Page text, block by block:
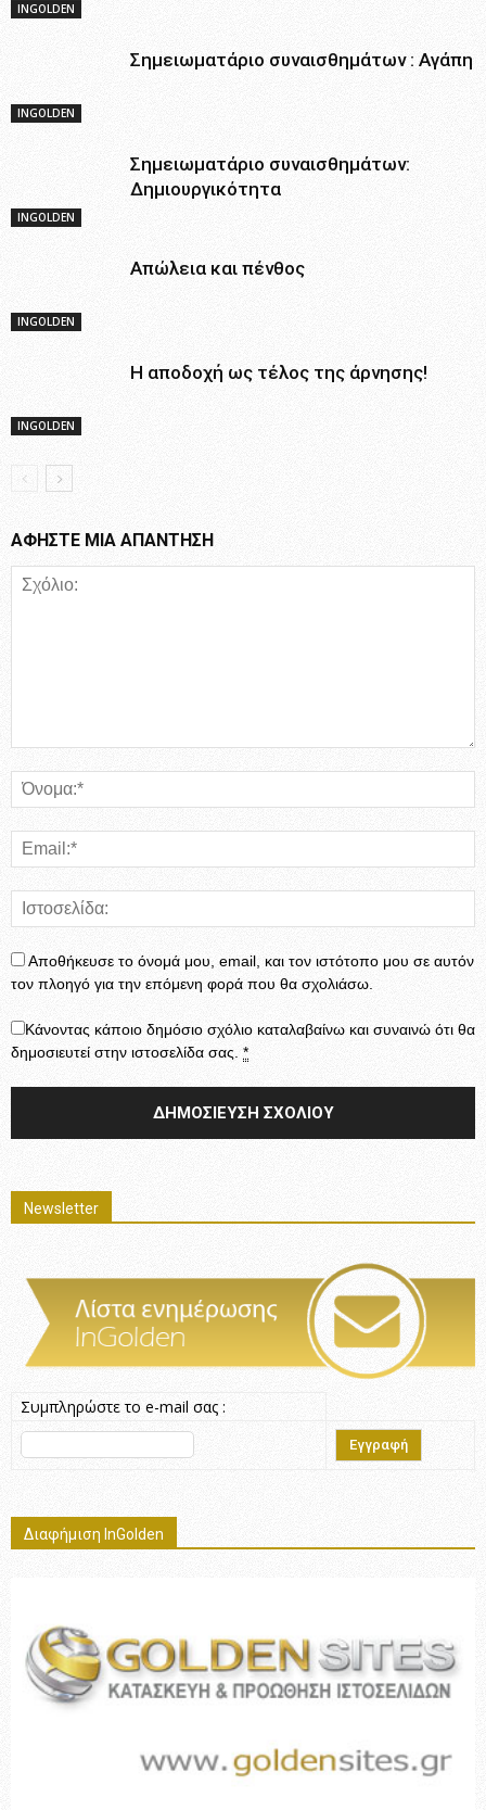
INGOLDEN
INGOLDEN
Σημειωματάριο συναισθημάτων : Αγάπη
INGOLDEN
Σημειωματάριο συναισθημάτων:
Δημιουργικότητα
INGOLDEN
Απώλεια και πένθος
INGOLDEN
Η αποδοχή ως τέλος της άρνησης!
ΑΦΗΣΤΕ ΜΙΑ ΑΠΑΝΤΗΣΗ
Αποθήκευσε το όνομά μου, email, και τον ιστότοπο μου σε αυτόν
τον πλοηγό για την επόμενη φορά που θα σχολιάσω.
Κάνοντας κάποιο δημόσιο σχόλιο καταλαβαίνω και συναινώ ότι θα
δημοσιευτεί στην ιστοσελίδα σας. *
Newsletter
Συμπληρώστε το e-mail σας :
Διαφήμιση InGolden